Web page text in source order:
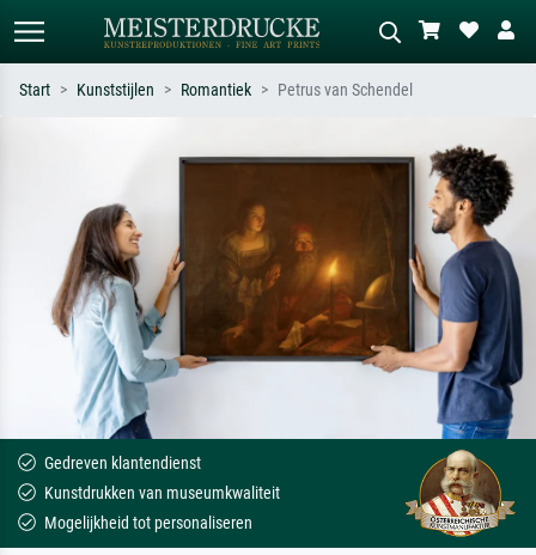
Monet, Sterrennacht, impressionisme,
Hokusai-golf, naakt.
Beschrijf de scène – bijv. groene
weide, abstract met veel rood, donker
olieverfschilderij, staand naakt naast
een boom.
Start Kunststijlen Romantiek Petrus van Schendel
Gedreven klantendienst
Kunstdrukken van museumkwaliteit
Mogelijkheid tot personaliseren